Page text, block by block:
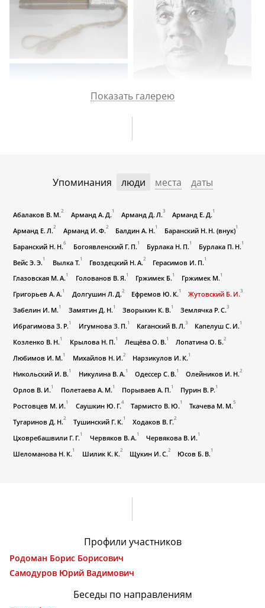
Показать галерею
Упоминания люди места даты
Абалаков В. М.2 Арманд А. Д. 1 Арманд Д. Л.3 Арманд Е. Д. 1
Арманд Е. Л.2 Арманд И. Ф.2 Балдин А. Н. 1 Баранский Н. Н. (внук)1
Баранский Н. Н.6 Богоявленский Г. П. 1 Бурлака Н. П. 1 Бурлака П. Н. 1
Вейс Э. Э. 1 Вылка Т. 1 Гвоздецкий Н. А.2 Герасимов И. П. 1
Глазовская М. А.1 Голованов В. Я.1 Гржимек Б.1 Гржимек М.1
Григорьев А. А.1 Долгушин Л. Д.2 Ефремов Ю. К.1 Жутовский Б. И.3
Забелин И. М.1 Замятин Д. Н.1 Зворыкин К. В.1 Землячка Р. С.3
Ибрагимова З. Р. 1 Игумнова З. П. 1 Каганский В. Л.3 Капелуш С. И. 1
Козленко В. Н. 1 Крылова Н. П. 1 Лещёва О. В. 1 Лопатина О. Б. 2
Любимов И. М. 1 Михайлов Н. И. 2 Нарзикулов И. К. 1
Никольский И. В. 1 Никулина В. А. 1 Одессер С. В. 1 Олейников И. Н. 2
Орлов В. И. 1 Полетаева А. М. 1 Порываев А. П. 1 Пурин В. Р. 1
Ростовцев М. И. 1 Саушкин Ю. Г.4 Тармисто В. Ю. 1 Ткачева М. М.5
Тугаринов Д. Н.2 Тушинский Г. К. 1 Ходаков В. Г.2
Цховребашвили Г. Г. 1 Червяков В. А. 1 Червякова В. И. 1
Шеломанова Н. К. 1 Шилик К. К.2 Щукин И. С.2 Юсов Б. В. 1
Профили участников
Родоман Борис Борисович
Самодуров Юрий Вадимович
Беседы по направлениям